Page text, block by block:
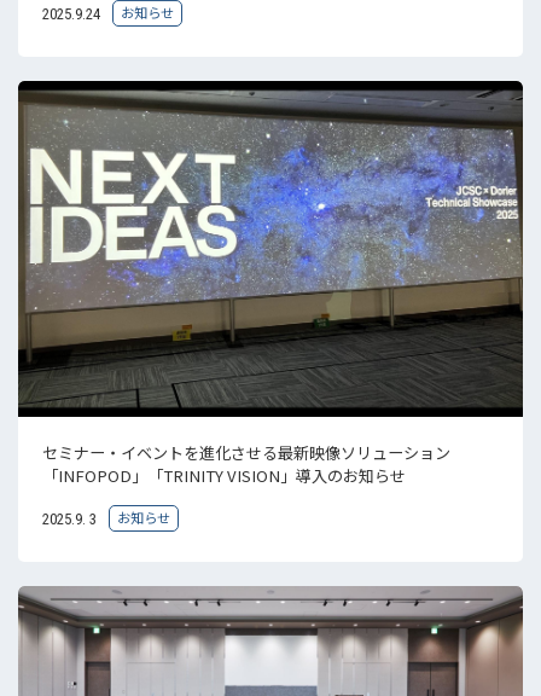
2025.9.24 お知らせ
セミナー・イベントを進化させる最新映像ソリューション
「INFOPOD」「TRINITY VISION」導入のお知らせ
2025.9. 3 お知らせ